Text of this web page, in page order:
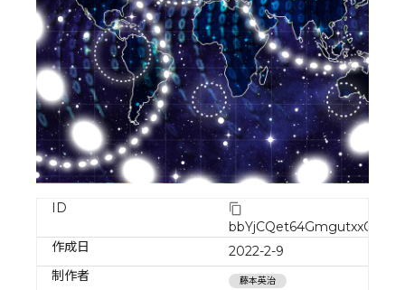
ID
bbYjCQet64GmgutxxQY5
作成日
2022-2-9
制作者
藤本英治